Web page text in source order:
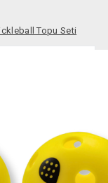
Topu Seti